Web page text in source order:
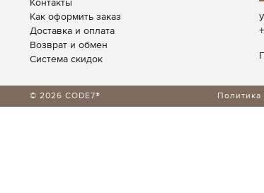
Контакты
Как оформить заказ
Доставка и оплата
Возврат и обмен
Система скидок
© 2026 CODE7® Политика